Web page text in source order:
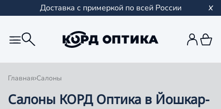
Доставка с примеркой по всей России
Главная Салоны
Салоны КОРД Оптика в Йошкар-